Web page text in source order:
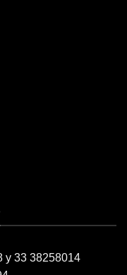
y 33 38258014